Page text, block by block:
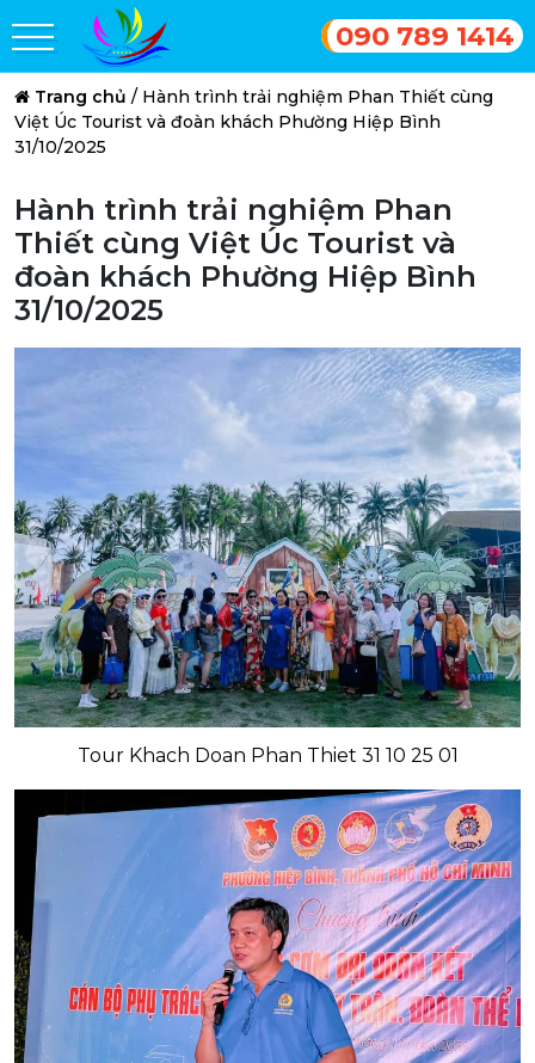
090 789 1414
Trang chủ / Hành trình trải nghiệm Phan Thiết cùng
Việt Úc Tourist và đoàn khách Phường Hiệp Bình
31/10/2025
Hành trình trải nghiệm Phan
Thiết cùng Việt Úc Tourist và
đoàn khách Phường Hiệp Bình
31/10/2025
Tour Khach Doan Phan Thiet 31 10 25 01